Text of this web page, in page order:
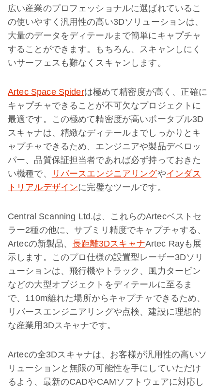
広い産業のプロフェッショナルに選ばれているこ
の使いやすく汎用性の高い3Dソリューションは、
大量のデータをディテールまで簡単にキャプチャ
することができます。もちろん、スキャンしにく
いサーフェスも難なくスキャンします。
Artec Space Spiderは極めて精密度が高く、正確に
キャプチャできることが不可欠なプロジェクトに
最適です。この極めて精密度が高いポータブル3D
スキャナは、精緻なディテールまでしっかりとキ
ャプチャできるため、エンジニアや製品デベロッ
パー、品質保証担当者であれば必ず持っておきた
い機種で、
リバースエンジニアリングやインダス
トリアルデザインに完璧なツールです。
Central Scanning Ltd.は、これらのArtecベストセ
ラー2種の他に、サブミリ精度でキャプチャする、
Artecの新製品、 長距離3DスキャナArtec Rayも展
示します。このプロ仕様の設置型レーザー3Dソリ
ューションは、飛行機やトラック、風力タービン
などの大型オブジェクトをディテールに至るま
で、110m離れた場所からキャプチャできるため、
リバースエンジニアリングや点検、建設に理想的
な産業用3Dスキャナです。
Artecの全3Dスキャナは、お客様が汎用性の高いソ
リューションと無限の可能性を手にしていただけ
るよう、最新のCADやCAMソフトウェアに対応し